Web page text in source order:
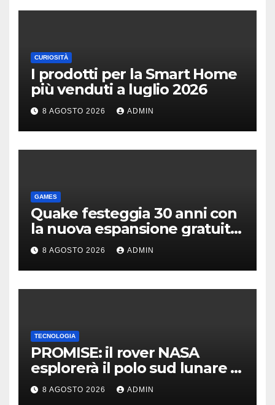
CURIOSITÀ
I prodotti per la Smart Home
più venduti a luglio 2026
8 AGOSTO 2026 ADMIN
GAMES
Quake festeggia 30 anni con
la nuova espansione gratuita
Dawn of The Machine
8 AGOSTO 2026 ADMIN
TECNOLOGIA
PROMISE: il rover NASA
esplorerà il polo sud lunare |
Cosa sappiamo
8 AGOSTO 2026 ADMIN